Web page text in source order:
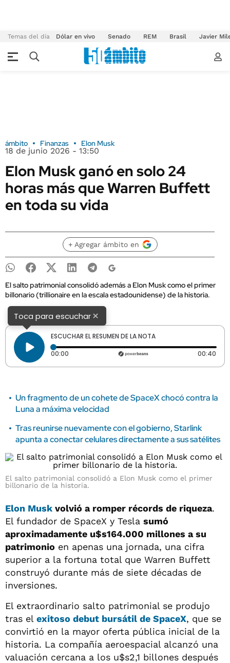
Temas del día Dólar en vivo Senado REM Brasil Javier
ámbito Finanzas Elon Musk
18 de junio 2026 - 13:50
Elon Musk ganó en solo 24
horas más que Warren Buffett
en toda su vida
+ Agregar ámbito en
El salto patrimonial consolidó además a Elon Musk como el primer
billonario (trillionaire en la escala estadounidense) de la historia.
Toca para escuchar×
ESCUCHAR EL RESUMEN DE LA NOTA
00:00 Tiempo transcurrido: 0 segundos 00:40
Un fragmento de un cohete de SpaceX chocó contra la
Luna a máxima velocidad
Tras reunirse nuevamente con el gobierno, Starlink
apunta a conectar celulares directamente a sus satélites
El salto patrimonial consolidó a Elon Musk como el primer
billonario de la historia.
Elon Musk volvió a romper récords de riqueza.
El fundador de SpaceX y Tesla sumó
aproximadamente u$s164.000 millones a su
patrimonio en apenas una jornada, una cifra
superior a la fortuna total que Warren Buffett
construyó durante más de siete décadas de
inversiones.
El extraordinario salto patrimonial se produjo
tras el exitoso debut bursátil de SpaceX, que se
convirtió en la mayor oferta pública inicial de la
historia. La compañía aeroespacial alcanzó una
valuación cercana a los u$s2,1 billones después